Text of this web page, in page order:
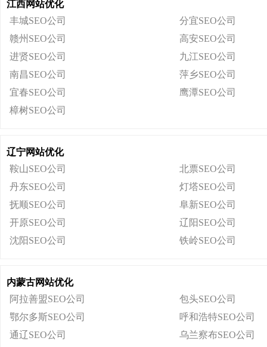
江西网站优化
丰城SEO公司
分宜SEO公司
赣州SEO公司
高安SEO公司
进贤SEO公司
九江SEO公司
南昌SEO公司
萍乡SEO公司
宜春SEO公司
鹰潭SEO公司
樟树SEO公司
辽宁网站优化
鞍山SEO公司
北票SEO公司
丹东SEO公司
灯塔SEO公司
抚顺SEO公司
阜新SEO公司
开原SEO公司
辽阳SEO公司
沈阳SEO公司
铁岭SEO公司
内蒙古网站优化
阿拉善盟SEO公司
包头SEO公司
鄂尔多斯SEO公司
呼和浩特SEO公司
通辽SEO公司
乌兰察布SEO公司